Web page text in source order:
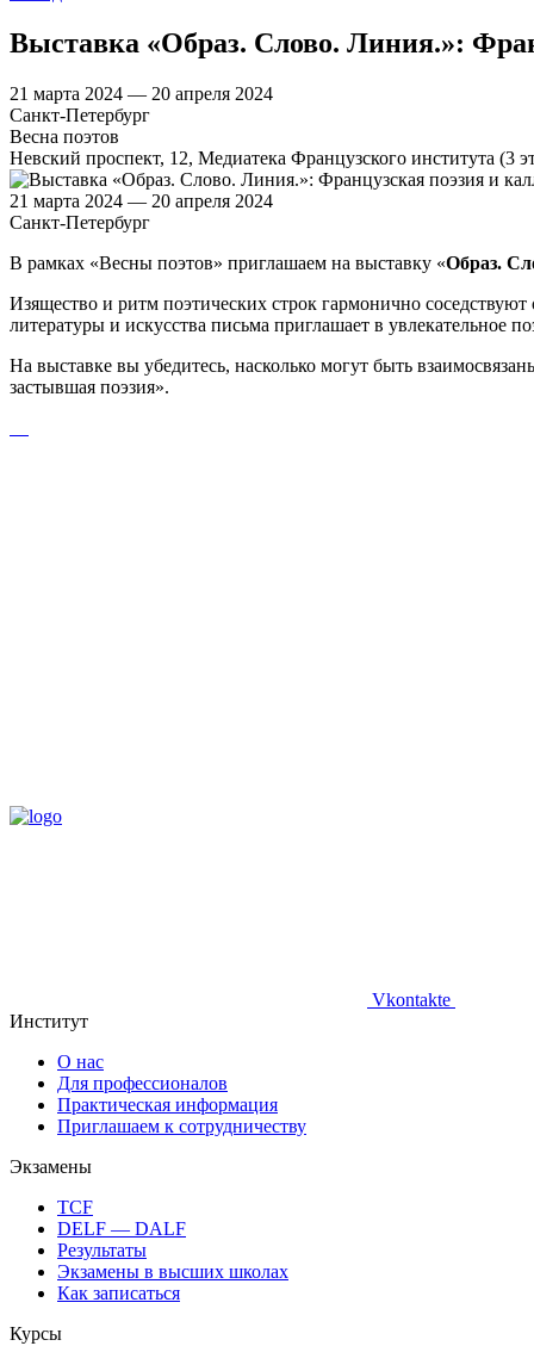
Выставка «Образ. Слово. Линия.»:
21 марта 2024 — 20 апреля 2024
Санкт-Петербург
Весна поэтов
Невский проспект, 12, Медиатека Французского института (3
21 марта 2024 — 20 апреля 2024
Санкт-Петербург
В рамках «Весны поэтов» приглашаем на выставку «Образ.
Изящество и ритм поэтических строк гармонично
литературы и искусства письма приглашает в увлекательное
На выставке вы убедитесь, насколько могут быть
застывшая поэзия».
Vkontakte
Институт
О нас
Для профессионалов
Практическая информация
Приглашаем к сотрудничеству
Экзамены
TCF
DELF — DALF
Результаты
Экзамены в высших школах
Как записаться
Курсы